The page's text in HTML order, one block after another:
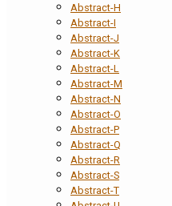
Abstract-H
Abstract-I
Abstract-J
Abstract-K
Abstract-L
Abstract-M
Abstract-N
Abstract-O
Abstract-P
Abstract-Q
Abstract-R
Abstract-S
Abstract-T